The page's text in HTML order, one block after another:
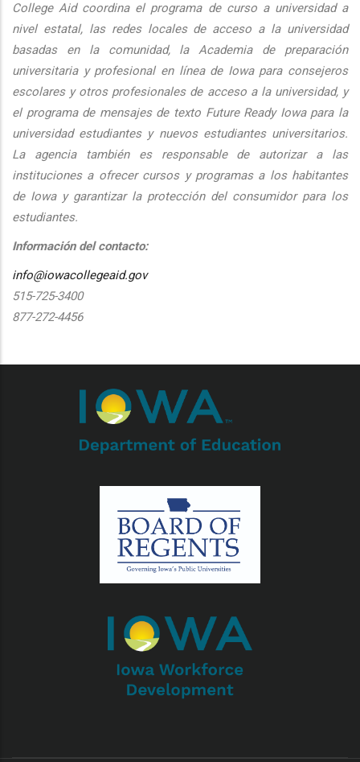
College Aid coordina el programa de curso a universidad a
nivel estatal, las redes locales de acceso a la universidad
basadas en la comunidad, la Academia de preparación
universitaria y profesional en línea de Iowa para consejeros
escolares y otros profesionales de acceso a la universidad, y
el programa de mensajes de texto Future Ready Iowa para la
universidad estudiantes y nuevos estudiantes universitarios.
La agencia también es responsable de autorizar a las
instituciones a ofrecer cursos y programas a los habitantes
de Iowa y garantizar la protección del consumidor para los
estudiantes.
Información del contacto:
info@iowacollegeaid.gov
515-725-3400
877-272-4456